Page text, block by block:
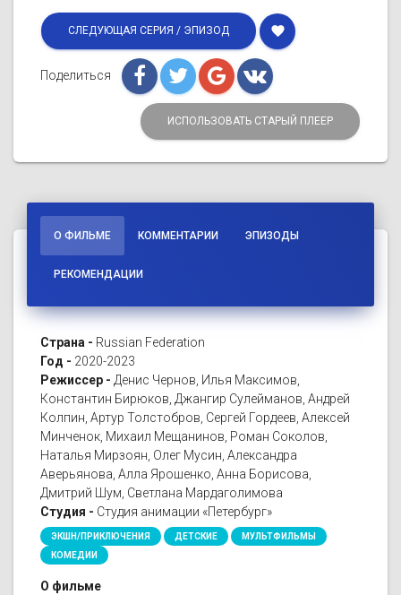
СЛЕДУЮЩАЯ СЕРИЯ / ЭПИЗОД favorite
Поделиться
ИСПОЛЬЗОВАТЬ СТАРЫЙ ПЛЕЕР
О ФИЛЬМЕ КОММЕНТАРИИ ЭПИЗОДЫ
РЕКОМЕНДАЦИИ
Страна - Russian Federation
Год - 2020-2023
Режиссер - Денис Чернов, Илья Максимов,
Константин Бирюков, Джангир Сулейманов, Андрей
Колпин, Артур Толстобров, Сергей Гордеев, Алексей
Минченок, Михаил Мещанинов, Роман Соколов,
Наталья Мирзоян, Олег Мусин, Александра
Аверьянова, Алла Ярошенко, Анна Борисова,
Дмитрий Шум, Светлана Мардаголимова
Студия - Студия анимации «Петербург»
ЭКШН/ПРИКЛЮЧЕНИЯ ДЕТСКИЕ
МУЛЬТФИЛЬМЫ
КОМЕДИИ
О фильме